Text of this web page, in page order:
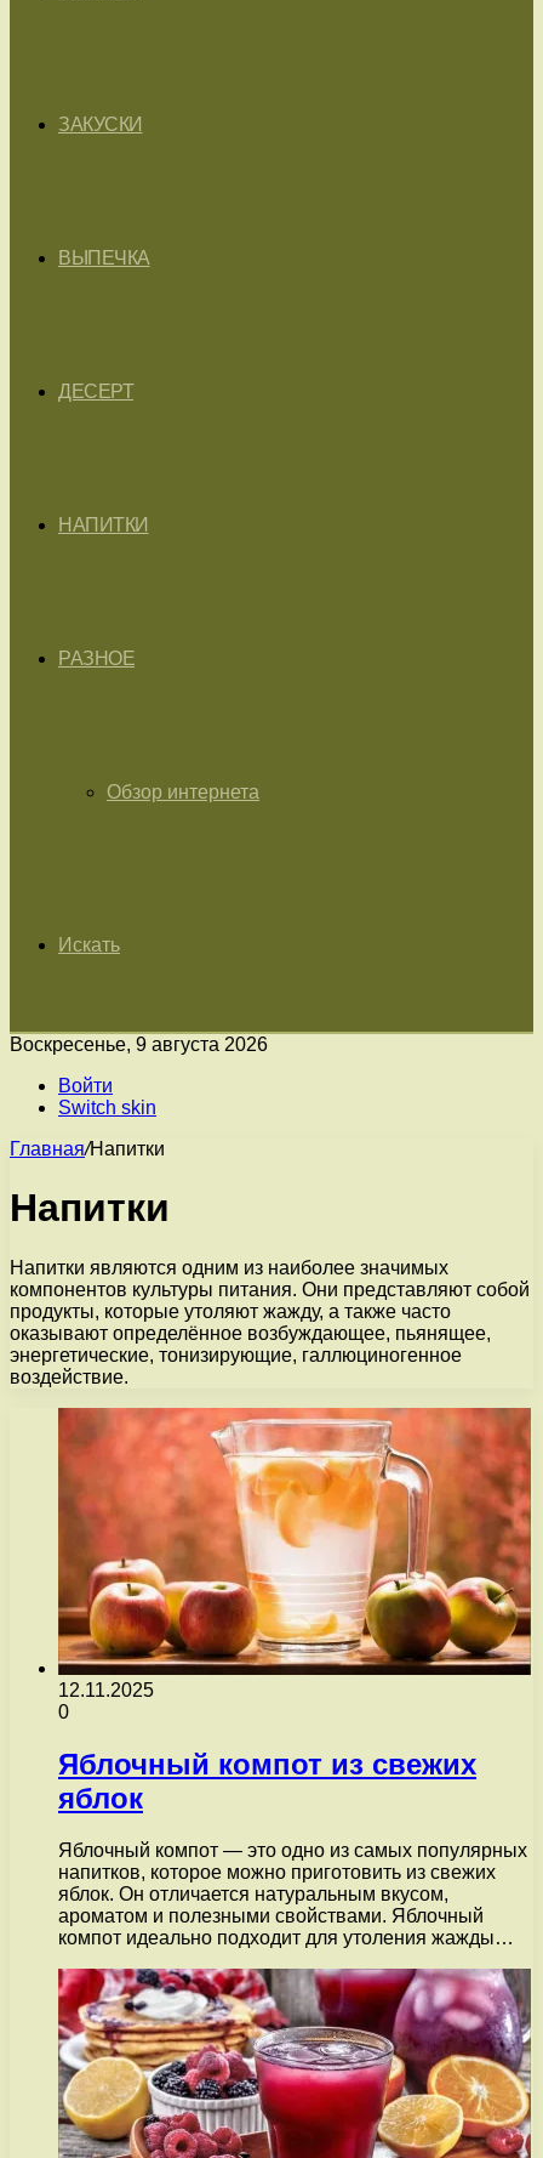
ЗАКУСКИ
ВЫПЕЧКА
ДЕСЕРТ
НАПИТКИ
РАЗНОЕ
Обзор интернета
Искать
Воскресенье, 9 августа 2026
Войти
Switch skin
Главная/Напитки
Напитки
Напитки являются одним из наиболее значимых
компонентов культуры питания. Они представляют собой
продукты, которые утоляют жажду, а также часто
оказывают определённое возбуждающее, пьянящее,
энергетические, тонизирующие, галлюциногенное
воздействие.
12.11.2025
0
Яблочный компот из свежих
яблок
Яблочный компот — это одно из самых популярных
напитков, которое можно приготовить из свежих
яблок. Он отличается натуральным вкусом,
ароматом и полезными свойствами. Яблочный
компот идеально подходит для утоления жажды…